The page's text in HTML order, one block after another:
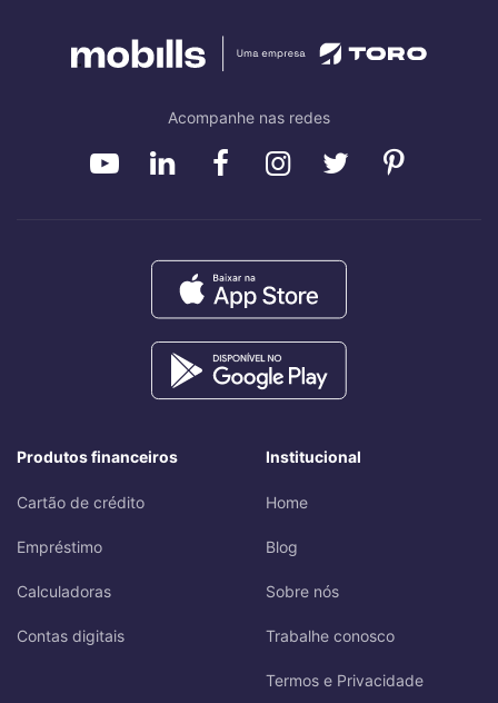
Acompanhe nas redes
Produtos financeiros
Cartão de crédito
Empréstimo
Calculadoras
Contas digitais
Institucional
Home
Blog
Sobre nós
Trabalhe conosco
Termos e Privacidade